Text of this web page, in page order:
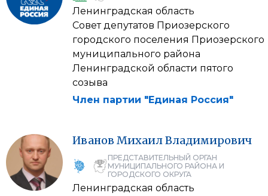
Ленинградская область
Совет депутатов Приозерского
городского поселения Приозерского
муниципального района
Ленинградской области пятого
созыва
Член партии "Единая Россия"
Иванов МихаилВладимирович
ПРЕДСТАВИТЕЛЬНЫЙ ОРГАН
МУНИЦИПАЛЬНОГО РАЙОНА И
ГОРОДСКОГО ОКРУГА
Ленинградская область